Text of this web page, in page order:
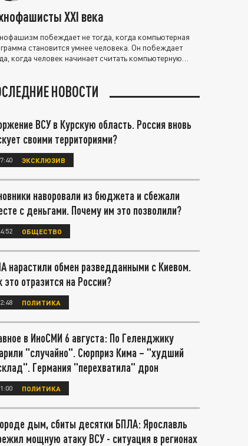
XXI века
побеждает не тогда, когда компьютерная
становится умнее человека. Он побеждает
когда человек начинает считать компьютерную
НОВОСТИ
ВСУ в Курскую область. Россия вновь
своими территориями?
ЭКСКЛЮЗИВ
наворовали из бюджета и сбежали
с деньгами. Почему им это позволили?
ОБЩЕСТВО
нарастили обмен разведданными с Киевом.
это отразится на России?
ПОЛИТИКА
в ИноСМИ 6 августа: По Геленджику
"случайно". Сюрприз Кима – "худший
Германия "перехватила" дрон
ПОЛИТИКА
дым, сбиты десятки БПЛА: Ярославль
мощную атаку ВСУ - ситуация в регионах